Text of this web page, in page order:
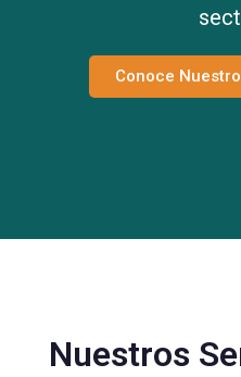
Conoce
Nuestros